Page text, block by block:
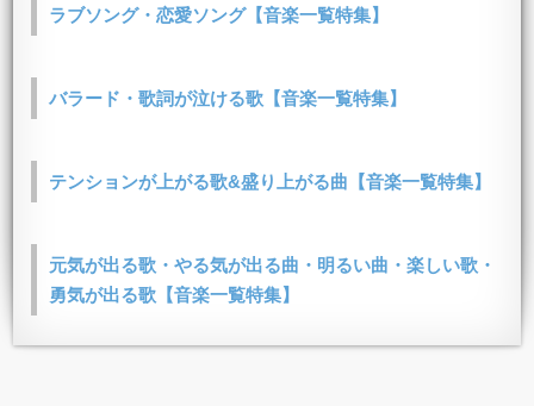
ラブソング・恋愛ソング【音楽一覧特集】
バラード・歌詞が泣ける歌【音楽一覧特集】
テンションが上がる歌&盛り上がる曲【音楽一覧特集】
元気が出る歌・やる気が出る曲・明るい曲・楽しい歌・
勇気が出る歌【音楽一覧特集】